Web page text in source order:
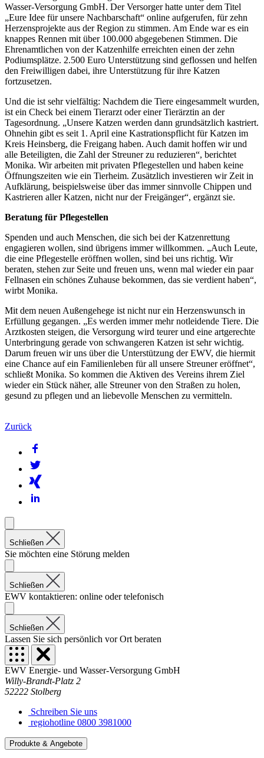
Wasser-Versorgung GmbH. Der Versorger hatte unter dem Titel
„Eure Idee für unsere Nachbarschaft“ online aufgerufen, für zehn
Herzensprojekte aus der Region zu stimmen. Am Ende war es ein
knappes Rennen mit über 100.000 abgegebenen Stimmen. Die
Ehrenamtlichen von der Katzenhilfe erreichten einen der zehn
Podiumsplätze. 2.500 Euro Unterstützung sind geflossen und helfen
den Freiwilligen dabei, ihre Unterstützung für ihre Katzen
fortzusetzen.
Und die ist sehr vielfältig: Nachdem die Tiere eingesammelt wurden,
ist ein Check bei einem Tierarzt oder einer Tierärztin an der
Tagesordnung. „Unsere Katzen werden dann grundsätzlich kastriert.
Ohnehin gibt es seit 1. April eine Kastrationspflicht für Katzen im
Kreis Heinsberg, die Freigang haben. Auch damit hoffen wir und
alle Beteiligten, die Zahl der Streuner zu reduzieren“, berichtet
Monika. Wir arbeiten mit privaten Pflegestellen und haben keine
Öffnungszeiten wie ein Tierheim. Zusätzlich investieren wir Zeit in
Aufklärung, beispielsweise über das immer sinnvolle Chippen und
Kastrieren aller Katzen, nicht nur der Freigänger“, ergänzt sie.
Beratung für Pflegestellen
Spenden und auch Menschen, die sich bei der Katzenrettung
engagieren wollen, sind übrigens immer willkommen. „Auch Leute,
die eine Pflegestelle eröffnen wollen, sind bei uns richtig. Wir
beraten, stehen zur Seite und freuen uns, wenn mal wieder ein paar
Fellnasen ein schönes Zuhause bekommen, das sie verdient haben“,
wirbt Monika.
Mit dem neuen Außengehege ist nicht nur ein Herzenswunsch in
Erfüllung gegangen. „Es werden immer mehr notleidende Tiere. Die
Arztkosten steigen, die Versorgung wird teurer und eine artgerechte
Unterbringung gerade von schwangeren Katzen ist sehr wichtig.
Darum freuen wir uns über die Unterstützung der EWV, die hiermit
eine Chance auf ein Familienleben für all unsere Streuner eröffnet“,
schließt Monika. So kommen die Aktiven des Vereins ihrem Ziel
wieder ein Stück näher, alle Streuner von den Straßen zu holen,
gesund zu pflegen und an liebevolle Menschen zu vermitteln.
Zurück
Schließen
Sie möchten eine Störung melden
Schließen
EWV kontaktieren: online oder telefonisch
Schließen
Lassen Sie sich persönlich vor Ort beraten
EWV Energie- und Wasser-Versorgung GmbH
Willy-Brandt-Platz 2
52222 Stolberg
Schreiben Sie uns
regiohotline 0800 3981000
Produkte & Angebote